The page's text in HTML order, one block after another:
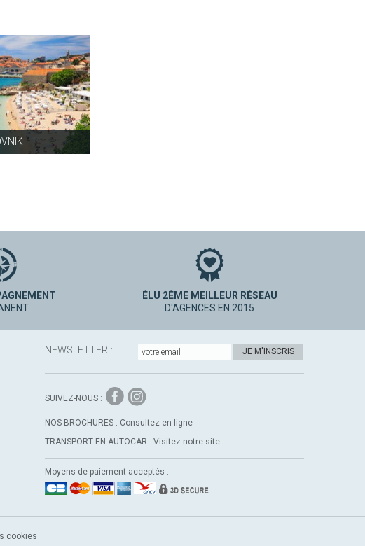
ÉLU 2ÈME MEILLEUR RÉSEAU
D'AGENCES EN 2015
NEWSLETTER : JE M'INSCRIS
SUIVEZ-NOUS : Facebook
Instagram
NOS BROCHURES : Consultez en ligne
TRANSPORT EN AUTOCAR : Visitez notre site
Moyens de paiement acceptés :
cookies